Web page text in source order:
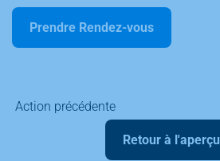
Prendre Rendez-vous
Action précédente
Retour à l'aperçu